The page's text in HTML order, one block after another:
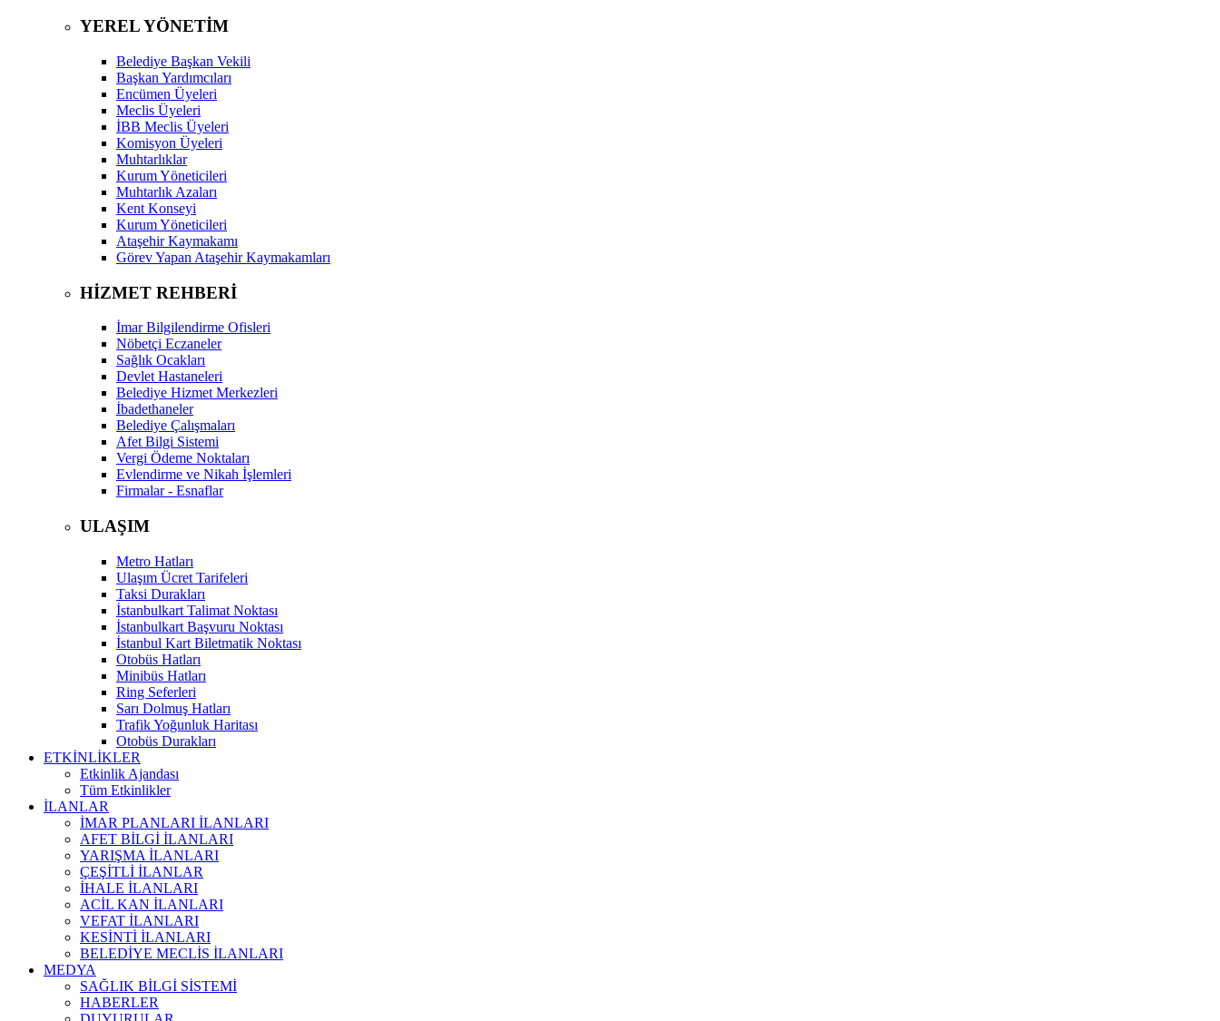
YEREL YÖNETİM
Belediye Başkan Vekili
Başkan Yardımcıları
Encümen Üyeleri
Meclis Üyeleri
İBB Meclis Üyeleri
Komisyon Üyeleri
Muhtarlıklar
Kurum Yöneticileri
Muhtarlık Azaları
Kent Konseyi
Kurum Yöneticileri
Ataşehir Kaymakamı
Görev Yapan Ataşehir Kaymakamları
HİZMET REHBERİ
İmar Bilgilendirme Ofisleri
Nöbetçi Eczaneler
Sağlık Ocakları
Devlet Hastaneleri
Belediye Hizmet Merkezleri
İbadethaneler
Belediye Çalışmaları
Afet Bilgi Sistemi
Vergi Ödeme Noktaları
Evlendirme ve Nikah İşlemleri
Firmalar - Esnaflar
ULAŞIM
Metro Hatları
Ulaşım Ücret Tarifeleri
Taksi Durakları
İstanbulkart Talimat Noktası
İstanbulkart Başvuru Noktası
İstanbul Kart Biletmatik Noktası
Otobüs Hatları
Minibüs Hatları
Ring Seferleri
Sarı Dolmuş Hatları
Trafik Yoğunluk Haritası
Otobüs Durakları
ETKİNLİKLER
Etkinlik Ajandası
Tüm Etkinlikler
İLANLAR
İMAR PLANLARI İLANLARI
AFET BİLGİ İLANLARI
YARIŞMA İLANLARI
ÇEŞİTLİ İLANLAR
İHALE İLANLARI
ACİL KAN İLANLARI
VEFAT İLANLARI
KESİNTİ İLANLARI
BELEDİYE MECLİS İLANLARI
MEDYA
SAĞLIK BİLGİ SİSTEMİ
HABERLER